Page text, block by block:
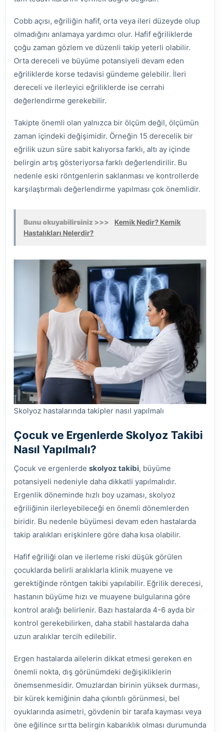
Cobb açısı, eğriliğin hafif, orta veya ileri düzeyde olup
olmadığını anlamaya yardımcı olur. Hafif eğriliklerde
çoğu zaman gözlem ve düzenli takip yeterli olabilir.
Orta dereceli ve büyüme potansiyeli devam eden
eğriliklerde korse tedavisi gündeme gelebilir. İleri
dereceli ve ilerleyici eğriliklerde ise cerrahi
değerlendirme gerekebilir.
Takipte önemli olan yalnızca bir ölçüm değil, ölçümün
zaman içindeki değişimidir. Örneğin 15 derecelik bir
eğrilik uzun süre sabit kalıyorsa farklı, altı ay içinde
belirgin artış gösteriyorsa farklı değerlendirilir. Bu
nedenle eski röntgenlerin saklanması ve kontrollerde
karşılaştırmalı değerlendirme yapılması çok önemlidir.
Bunu okuyabilirsiniz >>>
Kemik Nedir? Kemik
Hastalıkları Nelerdir?
Skolyoz hastalarında takipler nasıl yapılmalı
Çocuk ve Ergenlerde Skolyoz Takibi
Nasıl Yapılmalı?
Çocuk ve ergenlerde skolyoz takibi, büyüme
potansiyeli nedeniyle daha dikkatli yapılmalıdır.
Ergenlik döneminde hızlı boy uzaması, skolyoz
eğriliğinin ilerleyebileceği en önemli dönemlerden
biridir. Bu nedenle büyümesi devam eden hastalarda
takip aralıkları erişkinlere göre daha kısa olabilir.
Hafif eğriliği olan ve ilerleme riski düşük görülen
çocuklarda belirli aralıklarla klinik muayene ve
gerektiğinde röntgen takibi yapılabilir. Eğrilik derecesi,
hastanın büyüme hızı ve muayene bulgularına göre
kontrol aralığı belirlenir. Bazı hastalarda 4-6 ayda bir
kontrol gerekebilirken, daha stabil hastalarda daha
uzun aralıklar tercih edilebilir.
Ergen hastalarda ailelerin dikkat etmesi gereken en
önemli nokta, dış görünümdeki değişikliklerin
önemsenmesidir. Omuzlardan birinin yüksek durması,
bir kürek kemiğinin daha çıkıntılı görünmesi, bel
oyuklarında asimetri, gövdenin bir tarafa kayması veya
öne eğilince sırtta belirgin kabarıklık olması durumunda